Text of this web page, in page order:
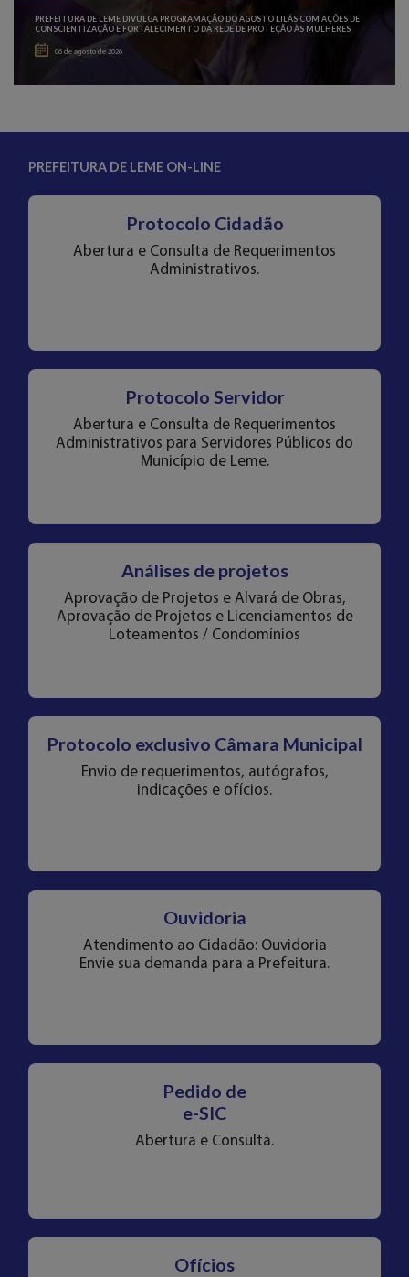
PREFEITURA DE LEME DIVULGA PROGRAMAÇÃO DO AGOSTO LILÁS COM AÇÕES DE
CONSCIENTIZAÇÃO E FORTALECIMENTO DA REDE DE PROTEÇÃO ÀS MULHERES
06 de agosto de 2026
PREFEITURA DE LEME ON-LINE
Protocolo Cidadão
Abertura e Consulta de Requerimentos
Administrativos.
Protocolo Servidor
Abertura e Consulta de Requerimentos
Administrativos para Servidores Públicos do
Município de Leme.
Análises de projetos
Aprovação de Projetos e Alvará de Obras,
Aprovação de Projetos e Licenciamentos de
Loteamentos / Condomínios
Protocolo exclusivo Câmara Municipal
Envio de requerimentos, autógrafos,
indicações e ofícios.
Ouvidoria
Atendimento ao Cidadão: Ouvidoria
Envie sua demanda para a Prefeitura.
Pedido de
e-SIC
Abertura e Consulta.
Ofícios